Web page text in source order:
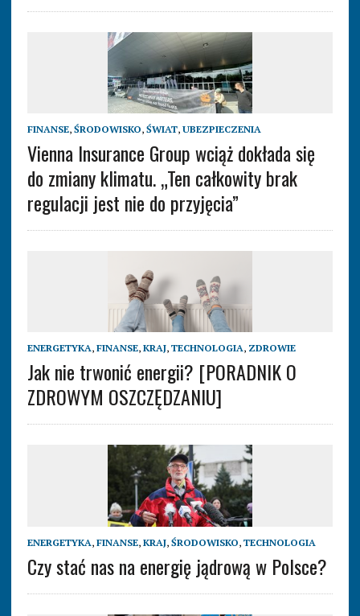
FINANSE, ŚRODOWISKO, ŚWIAT, UBEZPIECZENIA
Vienna Insurance Group wciąż dokłada się
do zmiany klimatu. „Ten całkowity brak
regulacji jest nie do przyjęcia”
ENERGETYKA, FINANSE, KRAJ, TECHNOLOGIA, ZDROWIE
Jak nie trwonić energii? [PORADNIK O
ZDROWYM OSZCZĘDZANIU]
ENERGETYKA, FINANSE, KRAJ, ŚRODOWISKO, TECHNOLOGIA
Czy stać nas na energię jądrową w Polsce?